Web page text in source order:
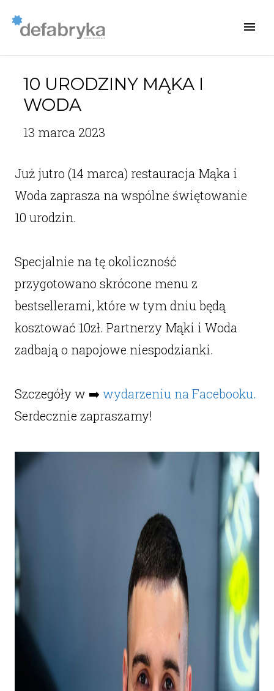
10 URODZINY MĄKA I
WODA
13 marca 2023
Już jutro (14 marca) restauracja Mąka i
Woda zaprasza na wspólne świętowanie
10 urodzin.
Specjalnie na tę okoliczność
przygotowano skrócone menu z
bestsellerami, które w tym dniu będą
kosztować 10zł. Partnerzy Mąki i Woda
zadbają o napojowe niespodzianki.
Szczegóły w ➡️ wydarzeniu na Facebooku.
Serdecznie zapraszamy!